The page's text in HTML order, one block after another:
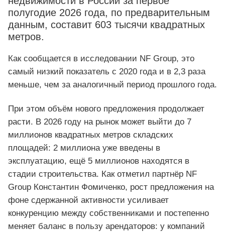
полугодие 2026 года, по предварительным
данным, составит 603 тысячи квадратных
метров.
Как сообщается в исследовании NF Group, это
самый низкий показатель с 2020 года и в 2,3 раза
меньше, чем за аналогичный период прошлого года.
При этом объём нового предложения продолжает
расти. В 2026 году на рынок может выйти до 7
миллионов квадратных метров складских
площадей: 2 миллиона уже введены в
эксплуатацию, ещё 5 миллионов находятся в
стадии строительства. Как отметил партнёр NF
Group Константин Фомиченко, рост предложения на
фоне сдержанной активности усиливает
конкуренцию между собственниками и постепенно
меняет баланс в пользу арендаторов: у компаний